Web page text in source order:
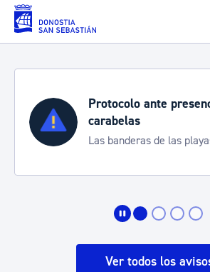
Saltar al contenido principal
Protocolo ante
carabelas
Las banderas de las
Ver todos los